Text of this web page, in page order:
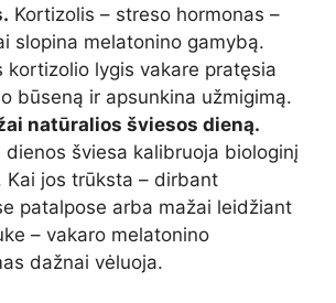
Kortizolis – streso hormonas –
slopina melatonino gamybą.
kortizolio lygis vakare pratęsia
būseną ir apsunkina užmigimą.
natūralios šviesos dieną.
dienos šviesa kalibruoja biologinį
Kai jos trūksta – dirbant
patalpose arba mažai leidžiant
– vakaro melatonino
dažnai vėluoja.